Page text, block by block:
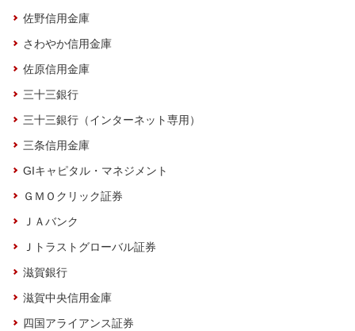
佐野信用金庫
さわやか信用金庫
佐原信用金庫
三十三銀行
三十三銀行（インターネット専用）
三条信用金庫
GIキャピタル・マネジメント
ＧＭＯクリック証券
ＪＡバンク
Ｊトラストグローバル証券
滋賀銀行
滋賀中央信用金庫
四国アライアンス証券